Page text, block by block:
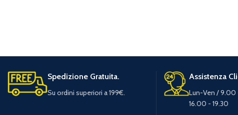
Spedizione Gratuita.
Su ordini superiori a 199€.
Assistenza
Lun-Ven / 9.00
16.00 - 19.30